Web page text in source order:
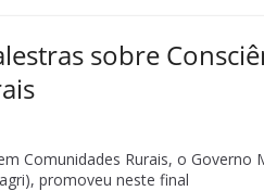
sobre
Comunidades Rurais, o Governo
promoveu neste final